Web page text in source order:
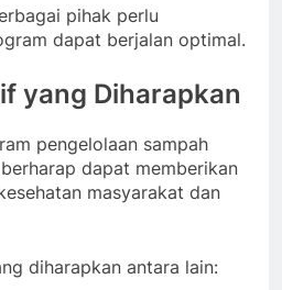
pihak perlu
dapat berjalan optimal.
yang Diharapkan
pengelolaan sampah
dapat memberikan
masyarakat dan
diharapkan antara lain: